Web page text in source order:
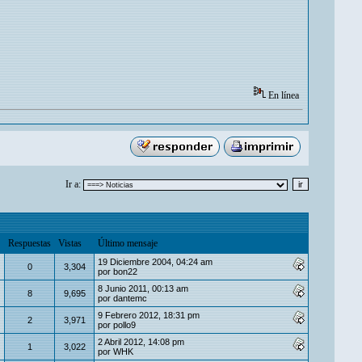
En línea
Ir a:
Respuestas Vistas Último mensaje
0 3,304
19 Diciembre 2004, 04:24 am
por bon22
8 9,695
8 Junio 2011, 00:13 am
por dantemc
2 3,971
9 Febrero 2012, 18:31 pm
por pollo9
1 3,022
2 Abril 2012, 14:08 pm
por WHK